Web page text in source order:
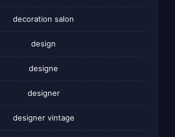
decoration salon
design
designe
designer
designer vintage